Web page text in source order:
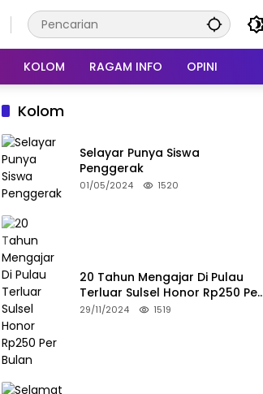
KOLOM RAGAM INFO OPINI
Kolom
Selayar Punya Siswa
Penggerak
01/05/2024 1520
20 Tahun Mengajar Di Pulau
Terluar Sulsel Honor Rp250 Per
Bulan
29/11/2024 1519